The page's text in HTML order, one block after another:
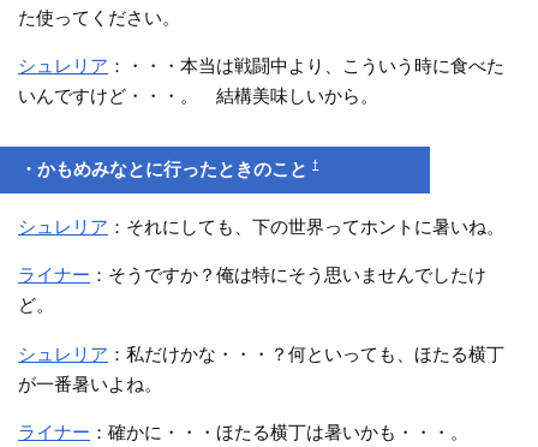
た使ってください。
シュレリア ：・・・本当は戦闘中より、こういう時に食べた
いんですけど・・・。 結構美味しいから。
・かもめみなとに行ったときのこと†
シュレリア ：それにしても、下の世界ってホントに暑いね。
ライナー ：そうですか？俺は特にそう思いませんでしたけ
ど。
シュレリア ：私だけかな・・・？何といっても、ほたる横丁
が一番暑いよね。
ライナー ：確かに・・・ほたる横丁は暑いかも・・・。